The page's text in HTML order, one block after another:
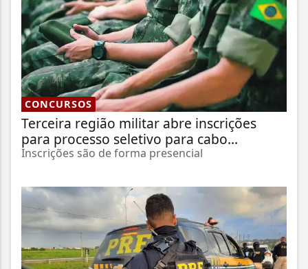
CONCURSOS
Terceira região militar abre inscrições
para processo seletivo para cabo...
Inscrições são de forma presencial